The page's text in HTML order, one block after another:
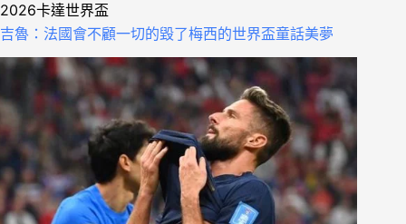
2026卡達世界盃
吉魯：法國會不顧一切的毀了梅西的世界盃童話美夢